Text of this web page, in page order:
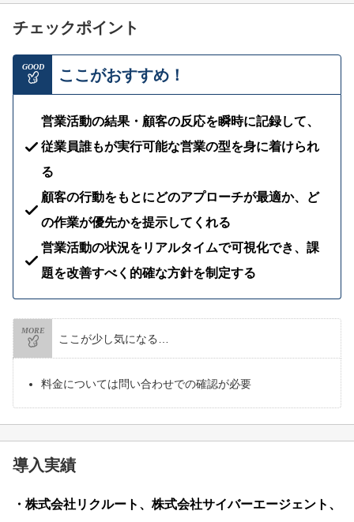
チェックポイント
GOOD ここがおすすめ！
営業活動の結果・顧客の反応を瞬時に記録して、
従業員誰もが実行可能な営業の型を身に着けられ
る
顧客の行動をもとにどのアプローチが最適か、ど
の作業が優先かを提示してくれる
営業活動の状況をリアルタイムで可視化でき、課
題を改善すべく的確な方針を制定する
MORE
ここが少し気になる…
料金については問い合わせでの確認が必要
導入実績
・株式会社リクルート、株式会社サイバーエージェント、